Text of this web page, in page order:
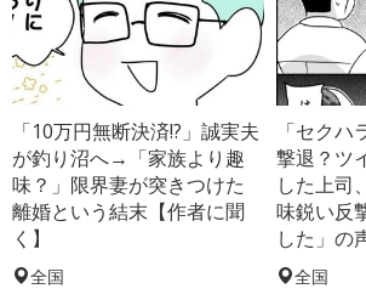
「10万円無断決済!?」誠実夫
が釣り沼へ→「家族より趣
味？」限界妻が突きつけた
離婚という結末【作者に聞
く】
全国
「セク
撃退？ツ
した上司
味鋭い反
した」の
全国